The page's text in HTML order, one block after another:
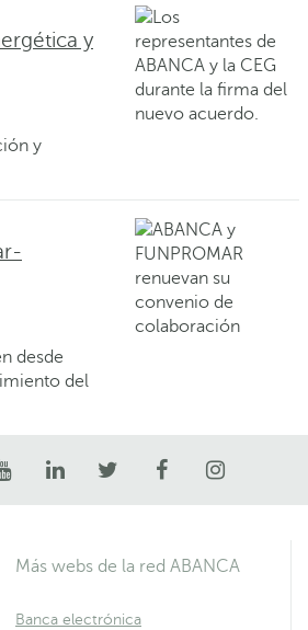
y
y
desde
del
Más webs de la red ABANCA
Banca electrónica